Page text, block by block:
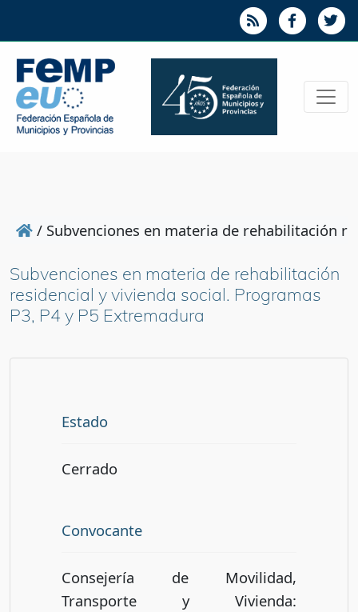
/ Subvenciones en materia de rehabilitación
Subvenciones en materia de rehabilitación
residencial y vivienda social. Programas
P3, P4 y P5 Extremadura
Estado
Cerrado
Convocante
Consejería de Movilidad,
Transporte y Vivienda: